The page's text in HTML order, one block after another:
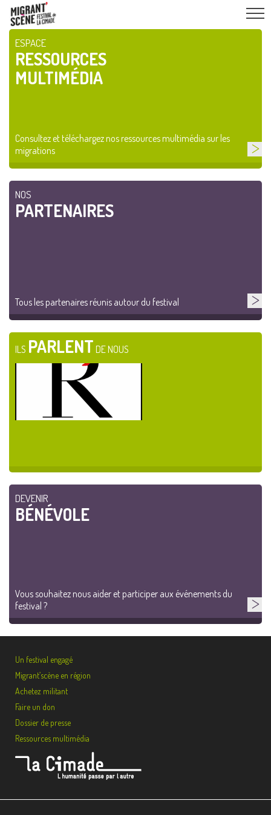
ESPACE
RESSOURCES
MULTIMÉDIA
Consultez et téléchargez nos ressources multimédia sur les
migrations
NOS
PARTENAIRES
Tous les partenaires réunis autour du festival
ILS PARLENT DE NOUS
DEVENIR
BÉNÉVOLE
Vous souhaitez nous aider et participer aux événements du
festival ?
Un festival engagé
Migrant’scène en région
Achetez militant
Faire un don
Dossier de presse
Ressources multimédia